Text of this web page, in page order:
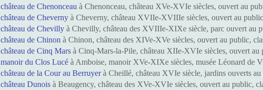
château de Chenonceau à Chenonceau, château XVe-XVIe siècles, ouvert au
château de Chevernyà Cheverny, château XVIIe-XVIIIe siècles, ouvert au
château de Chevillyà Chevilly, château des XVIIIe-XIXe siècle, parc ouvert au
château de Chinon à Chinon, château des XIVe-XVe siècles, ouvert au public,
château de Cinq Marsà Cinq-Mars-la-Pile, château XIIe-XVIe siècles, ouvert
manoir du Clos Lucéà Amboise, manoir XVe-XIXe siècles, musée Léonard de
château de la Cour au Berruyerà Cheillé, château XVIe siècle, jardins ouverts
château Dunoisà Beaugency, château des XVe-XVIe siècles, ouvert au public,